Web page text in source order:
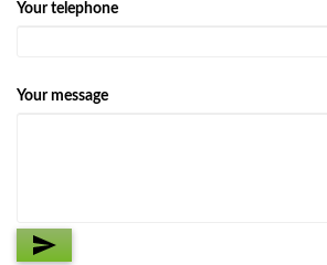
Your telephone
Your message